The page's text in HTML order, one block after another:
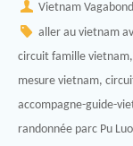
Vietnam
aller au vietnam
circuit famille vietnam,
mesure vietnam,
accompagne-guide-
randonnée parc Pu